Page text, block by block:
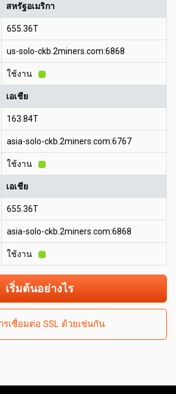
สหรัฐอเมริกา
655.36T
us-solo-ckb.2miners.com:6868
ใช้งาน
เอเชีย
163.84T
asia-solo-ckb.2miners.com:6767
ใช้งาน
เอเชีย
655.36T
asia-solo-ckb.2miners.com:6868
ใช้งาน
เริ่มต้นอย่างไร
รเชื่อมต่อ SSL ด้วยเช่นกัน